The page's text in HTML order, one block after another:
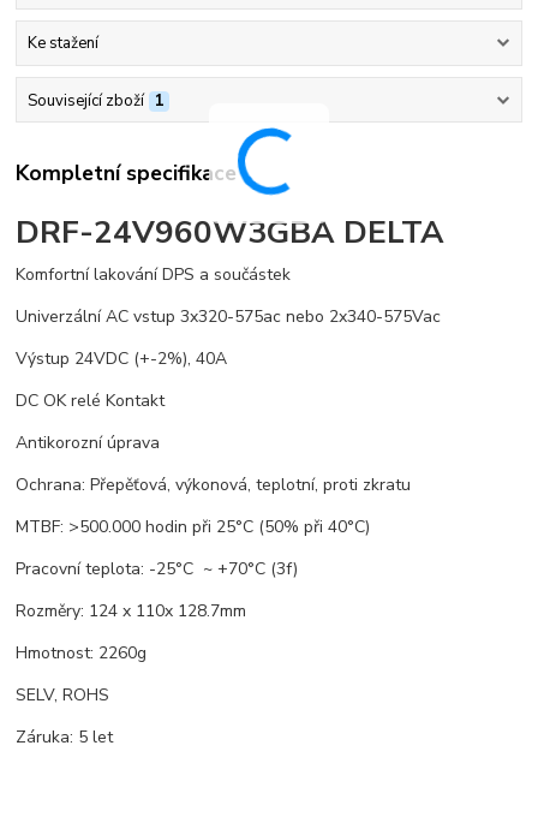
Ke stažení
Související zboží 1
Kompletní specifikace
DRF-24V960W3GBA DELTA
Komfortní lakování DPS a součástek
Univerzální AC vstup 3x320-575ac nebo 2x340-575Vac
Výstup 24VDC (+-2%), 40A
DC OK relé Kontakt
Antikorozní úprava
Ochrana: Přepěťová, výkonová, teplotní, proti zkratu
MTBF: >500.000 hodin při 25°C (50% při 40°C)
Pracovní teplota: -25°C ~ +70°C (3f)
Rozměry: 124 x 110x 128.7mm
Hmotnost: 2260g
SELV, ROHS
Záruka: 5 let